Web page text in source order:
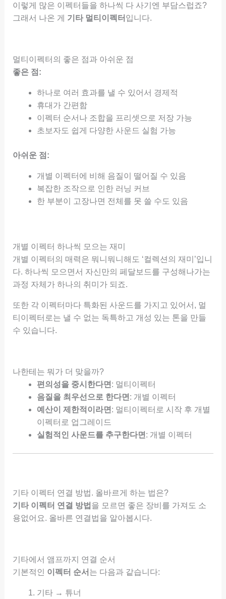
이렇게 많은 이펙터들을 하나씩 다 사기엔 부담스럽죠?
그래서 나온 게 기타 멀티이펙터 입니다.
멀티이펙터의 좋은 점과 아쉬운 점
좋은 점:
하나로 여러 효과를 낼 수 있어서 경제적
휴대가 간편함
이펙터 순서나 조합을 프리셋으로 저장 가능
초보자도 쉽게 다양한 사운드 실험 가능
아쉬운 점:
개별 이펙터에 비해 음질이 떨어질 수 있음
복잡한 조작으로 인한 러닝 커브
한 부분이 고장나면 전체를 못 쓸 수도 있음
개별 이펙터 하나씩 모으는 재미
개별 이펙터의 매력은 뭐니뭐니해도 ‘컬렉션의 재미’입니
다. 하나씩 모으면서 자신만의 페달보드를 구성해나가는
과정 자체가 하나의 취미가 되죠.
또한 각 이펙터마다 특화된 사운드를 가지고 있어서, 멀
티이펙터로는 낼 수 없는 독특하고 개성 있는 톤을 만들
수 있습니다.
나한테는 뭐가 더 맞을까?
편의성을 중시한다면 : 멀티이펙터
음질을 최우선으로 한다면 : 개별 이펙터
예산이 제한적이라면 : 멀티이펙터로 시작 후 개별
이펙터로 업그레이드
실험적인 사운드를 추구한다면 : 개별 이펙터
기타 이펙터 연결 방법. 올바르게 하는 법은?
기타 이펙터 연결 방법 을 모르면 좋은 장비를 가져도 소
용없어요. 올바른 연결법을 알아봅시다.
기타에서 앰프까지 연결 순서
기본적인 이펙터 순서 는 다음과 같습니다:
기타 → 튜너